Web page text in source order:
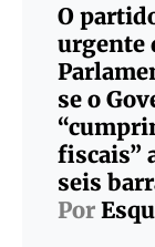
O
urgente
se o
fiscais”
seis
Por